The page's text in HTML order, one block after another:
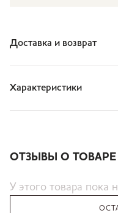
Доставка и возврат
Характеристики
ОТЗЫВЫ О ТОВАРЕ
У этого товара пока